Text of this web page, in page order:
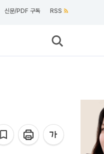
신문/PDF 구독 RSS